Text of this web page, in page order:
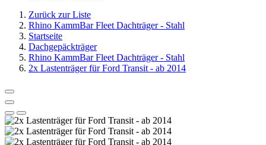
Zurück zur Liste
Rhino KammBar Fleet Dachträger - Stahl
Startseite
Dachgepäckträger
Rhino KammBar Fleet Dachträger - Stahl
2x Lastenträger für Ford Transit - ab 2014